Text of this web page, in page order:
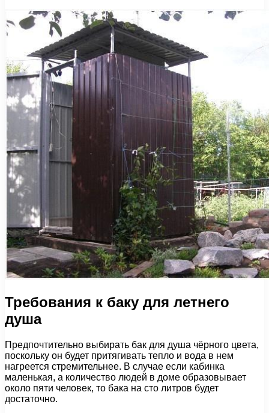
Требования к баку для летнего
душа
Предпочтительно выбирать бак для душа чёрного цвета,
поскольку он будет притягивать тепло и вода в нем
нагреется стремительнее. В случае если кабинка
маленькая, а количество людей в доме образовывает
около пяти человек, то бака на сто литров будет
достаточно.